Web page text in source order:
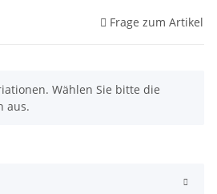
Frage zum Artikel
Wählen Sie bitte die
aus.